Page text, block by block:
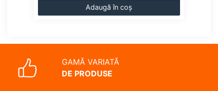
Adaugă în coș
GAMĂ VARIATĂ
DE PRODUSE